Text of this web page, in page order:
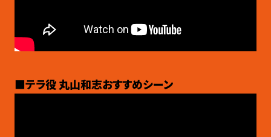
■テラ役 丸山和志おすすめシーン